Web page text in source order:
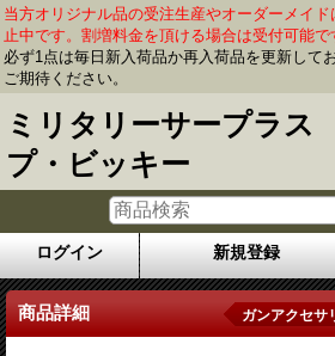
当方オリジナル品の受注生産やオーダーメイ
止中です。割増料金を頂ける場合は受付可能で
必ず1点は毎日新入荷品か再入荷品を更新して
ご期待ください。
ミリタリーサープラ
プ・ビッキー
ログイン 新規登録
商品詳細 ガンアクセサ